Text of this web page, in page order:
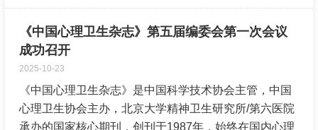
2025-10-23
《中国心理卫生杂志》第五届编委会第一次会议
成功召开
《中国心理卫生杂志》是中国科学技术协会主管，中国
心理卫生协会主办，北京大学精神卫生研究所/第六医院
承办的国家核心期刊，创刊于1987年，始终在国内心理